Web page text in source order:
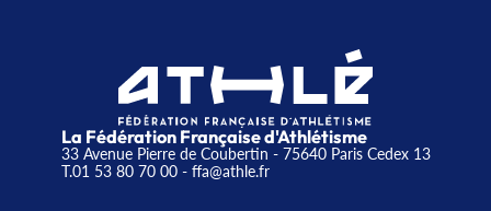
La Fédération Française d'Athlétisme
33 Avenue Pierre de Coubertin - 75640 Paris Cedex 13
T.01 53 80 70 00- ffa@athle.fr